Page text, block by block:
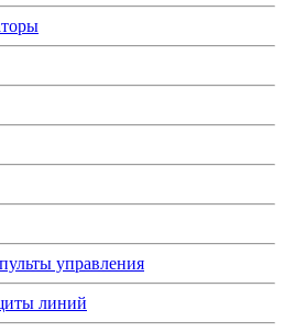
управления
линий